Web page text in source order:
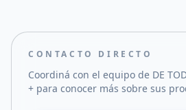
CONTACTO DIRECTO
Coordiná con el equipo de DE
+ para conocer más sobre sus